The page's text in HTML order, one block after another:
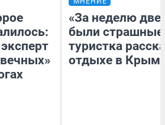
«За неделю две
были
туристка
отдыхе в